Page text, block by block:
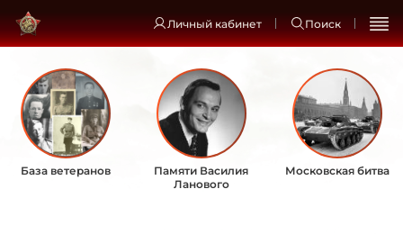
Личный кабинет Поиск
База ветеранов
Памяти Василия
Ланового
Московская битва